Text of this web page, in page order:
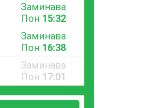
Заминава
Пон 15:32
Заминава
Пон 16:38
Заминава
Пон 17:01